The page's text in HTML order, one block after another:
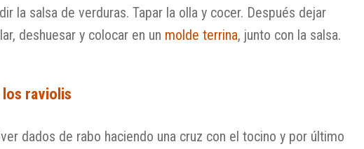
la salsa de verduras. Tapar la olla y cocer. Después dejar
deshuesar y colocar en un molde terrina, junto con la salsa.
los raviolis
dados de rabo haciendo una cruz con el tocino y por último